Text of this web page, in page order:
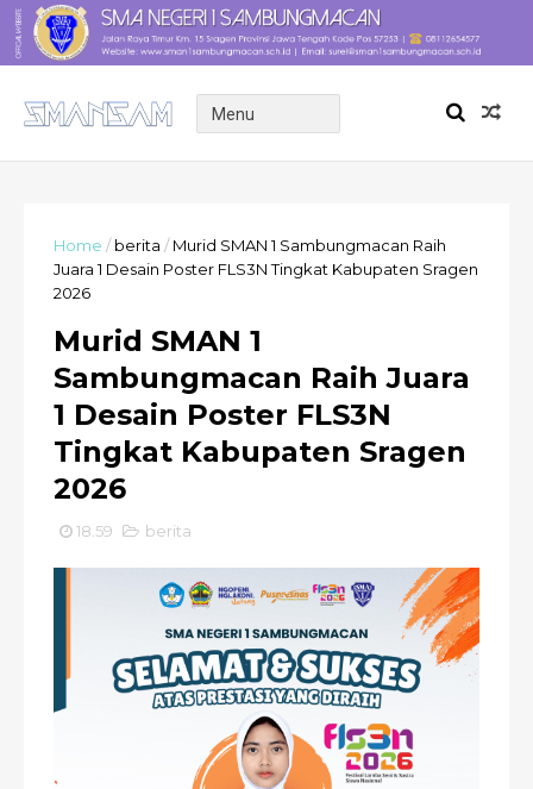
Home / berita / Murid SMAN 1 Sambungmacan Raih
Juara 1 Desain Poster FLS3N Tingkat Kabupaten Sragen
2026
Murid SMAN 1
Sambungmacan Raih Juara
1 Desain Poster FLS3N
Tingkat Kabupaten Sragen
2026
18.59 berita